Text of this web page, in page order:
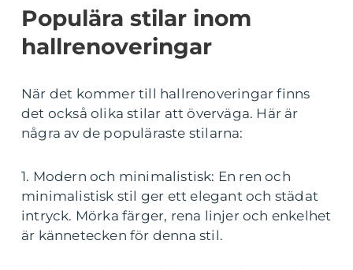
Populära stilar inom
hallrenoveringar
När det kommer till hallrenoveringar finns
det också olika stilar att överväga. Här är
några av de populäraste stilarna:
1. Modern och minimalistisk: En ren och
minimalistisk stil ger ett elegant och städat
intryck. Mörka färger, rena linjer och enkelhet
är kännetecken för denna stil.